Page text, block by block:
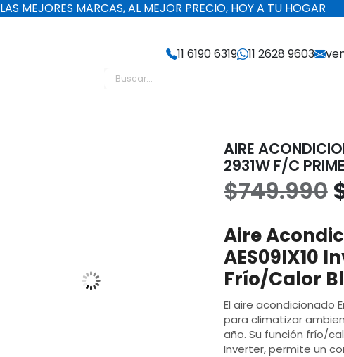
LAS MEJORES MARCAS, AL MEJOR PRECIO, HOY A TU HOGAR
11 6190 6319 11 2628 9603
AIRE
2931W F/C
$749.990
Aire
AES09IX10
Frío/Calor
El aire acondicionado
para climatizar
año. Su función frío/
Inverter, permite un